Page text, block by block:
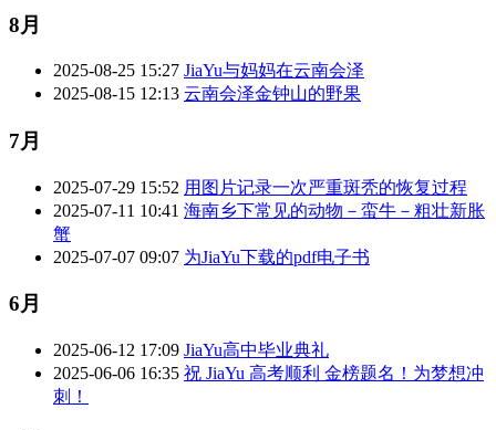
8月
2025-08-25 15:27 JiaYu与妈妈在云南会泽
2025-08-15 12:13 云南会泽金钟山的野果
7月
2025-07-29 15:52 用图片记录一次严重斑秃的恢复过程
2025-07-11 10:41 海南乡下常见的动物－蛮牛－粗壮新胀
蟹
2025-07-07 09:07 为JiaYu下载的pdf电子书
6月
2025-06-12 17:09 JiaYu高中毕业典礼
2025-06-06 16:35 祝 JiaYu 高考顺利 金榜题名！为梦想冲
刺！